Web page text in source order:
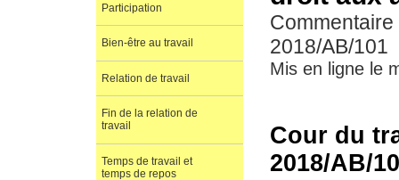
2018/AB/101
Mis en ligne le
Cour du
2018/AB/
Participation
Bien-être au travail
Relation de travail
Fin de la relation de
travail
Temps de travail et
temps de repos